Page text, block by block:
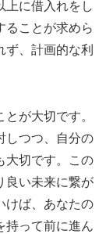
上に借入れをし
ることが求めら
ず、計画的な利
が大切です。
しつつ、自分の
大切です。この
良い未来に繋が
けば、あなたの
持って前に進ん